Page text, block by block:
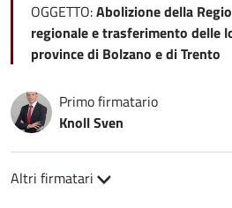
OGGETTO:Abolizione della
regionale e trasferimento delle
province di Bolzano e di Trento
Primo firmatario
Knoll Sven
Altri firmatari